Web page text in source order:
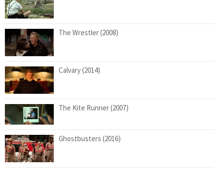
The Wrestler (2008)
Calvary (2014)
The Kite Runner (2007)
Ghostbusters (2016)